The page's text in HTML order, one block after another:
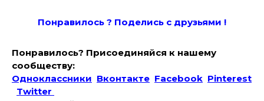
Понравилось ? Поделись с друзьями !
Понравилось? Присоединяйся к нашему
сообществу:
Одноклассники Вконтакте Facebook Pinterest
Twitter